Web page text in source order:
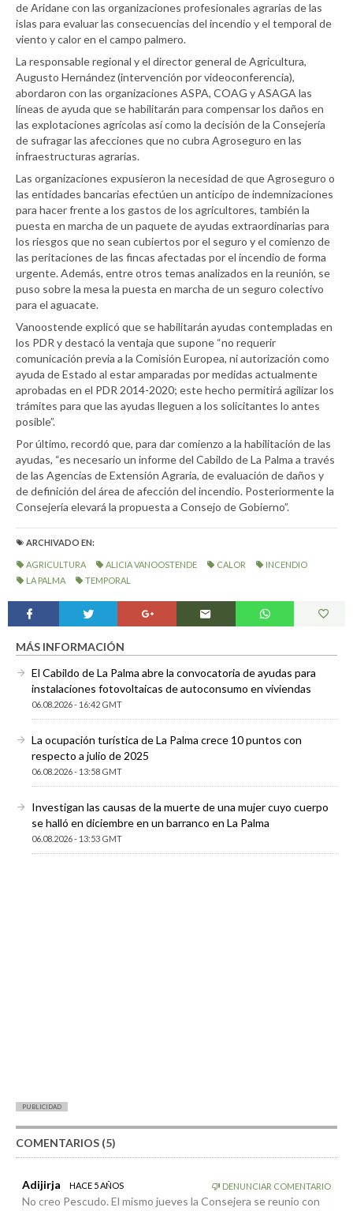
de Aridane con las organizaciones profesionales agrarias de las
islas para evaluar las consecuencias del incendio y el temporal de
viento y calor en el campo palmero.
La responsable regional y el director general de Agricultura,
Augusto Hernández (intervención por videoconferencia),
abordaron con las organizaciones ASPA, COAG y ASAGA las
líneas de ayuda que se habilitarán para compensar los daños en
las explotaciones agrícolas así como la decisión de la Consejería
de sufragar las afecciones que no cubra Agroseguro en las
infraestructuras agrarias.
Las organizaciones expusieron la necesidad de que Agroseguro o
las entidades bancarias efectúen un anticipo de indemnizaciones
para hacer frente a los gastos de los agricultores, también la
puesta en marcha de un paquete de ayudas extraordinarias para
los riesgos que no sean cubiertos por el seguro y el comienzo de
las peritaciones de las fincas afectadas por el incendio de forma
urgente. Además, entre otros temas analizados en la reunión, se
puso sobre la mesa la puesta en marcha de un seguro colectivo
para el aguacate.
Vanoostende explicó que se habilitarán ayudas contempladas en
los PDR y destacó la ventaja que supone “no requerir
comunicación previa a la Comisión Europea, ni autorización como
ayuda de Estado al estar amparadas por medidas actualmente
aprobadas en el PDR 2014-2020; este hecho permitirá agilizar los
trámites para que las ayudas lleguen a los solicitantes lo antes
posible”.
Por último, recordó que, para dar comienzo a la habilitación de las
ayudas, “es necesario un informe del Cabildo de La Palma a través
de las Agencias de Extensión Agraria, de evaluación de daños y
de definición del área de afección del incendio. Posteriormente la
Consejería elevará la propuesta a Consejo de Gobierno”.
ARCHIVADO EN:
AGRICULTURA ALICIA VANOOSTENDE CALOR
INCENDIO
LA PALMA
TEMPORAL
MÁS INFORMACIÓN
El Cabildo de La Palma abre la convocatoria de ayudas para
instalaciones fotovoltaicas de autoconsumo en viviendas
06.08.2026 - 16:42 GMT
La ocupación turística de La Palma crece 10 puntos con
respecto a julio de 2025
06.08.2026 - 13:58 GMT
Investigan las causas de la muerte de una mujer cuyo cuerpo
se halló en diciembre en un barranco en La Palma
06.08.2026 - 13:53 GMT
PUBLICIDAD
COMENTARIOS (5)
Adijirja HACE 5 AÑOS DENUNCIAR COMENTARIO
No creo Pescudo. El mismo jueves la Consejera se reunio con